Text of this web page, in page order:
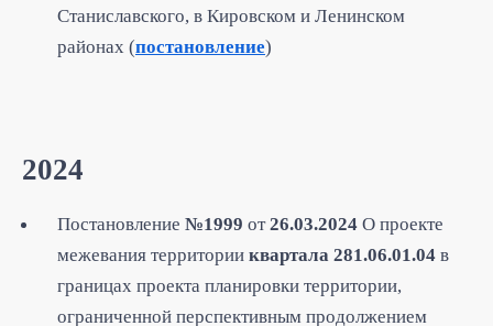
Станиславского, в Кировском и Ленинском
районах (постановление)
2024
Постановление №1999 от26.03.2024 О проекте
межевания территории квартала 281.06.01.04 в
границах проекта планировки территории,
ограниченной перспективным продолжением